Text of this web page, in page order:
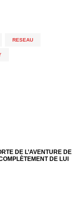
RESEAU
DE L’AVENTURE DE
DE LUI